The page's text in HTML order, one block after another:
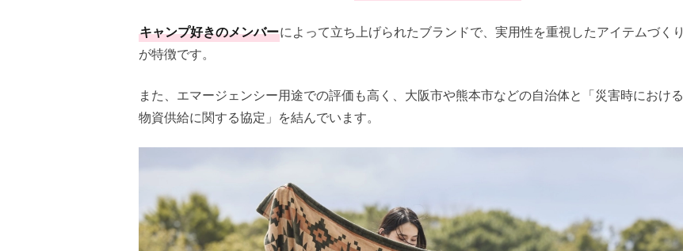
キャンプ好きのメンバーによって立ち上げられたブランドで、実用性を重視したアイテムづくり
が特徴です。
また、エマージェンシー用途での評価も高く、大阪市や熊本市などの自治体と「災害時における
物資供給に関する協定」を結んでいます。